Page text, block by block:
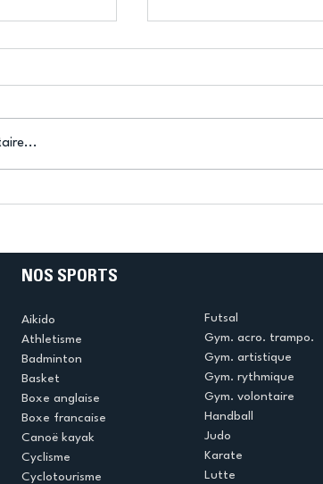
tennis de
termine la saison en
NOS SPORTS
Aikido
Athletisme
Badminton
Basket
Boxe anglaise
Boxe francaise
Canoë kayak
Cyclisme
Cyclotourisme
Futsal
Gym. acro. trampo.
Gym. artistique
Gym. rythmique
Gym. volontaire
Handball
Judo
Karate
Lutte